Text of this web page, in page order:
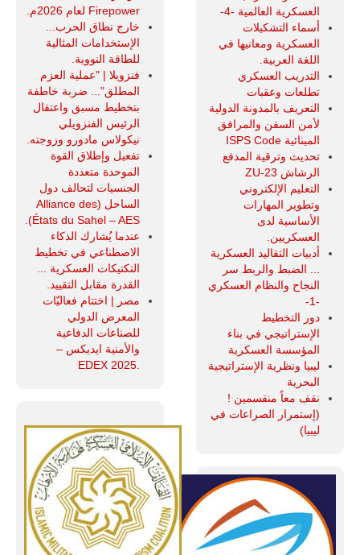
العسكرية العالمية -4-
أسماء التشكيلات
العسكرية ومعانيها في
اللغة العربية.
التدريب العسكري
تطلعات وعقبات
التعريف بالمدونة الدولية
لأمن السفن والمرافق
المينائية ISPS Code
تحديث وترقية المدفع
الرشاش ZU-23
التعليم الإلكتروني
وتطوير المهارات
الأساسية لدى
العسكريين.
أدبيات التقاليد العسكرية
... الضبط والربط سر
النجاح والنظام العسكري
-1-
دور التخطيط
الإستراتيجي في بناء
المؤسسة العسكرية
ليبيا ونظرية الإستراتيجية
البحرية
نقف معاً منقسمين !
(إستمرار الصراعات في
ليبيا)
Firepower لعام 2026م.
خارج نطاق الحرب...
الإستخدامات المثالية
للطاقة النووية.
فنزويلا | "عملية العزم
المطلق"... ضربة خاطفة
بتخطيط مسبق واعتقال
الرئيس الفنزويلي
نيكولاس مادورو وزوجته.
تفعيل وإطلاق القوة
الموحدة متعددة
الجنسيات لتحالف دول
الساحل (Alliance des
États du Sahel – AES).
عندما يُشارك الذكاء
الاصطناعي في تخطيط
التكتيكات العسكرية ...
القدرة مقابل التقييد.
مصر | اختتام فعاليّات
المعرض الدولي
للصناعات الدفاعية
والأمنية ايديكس ‒